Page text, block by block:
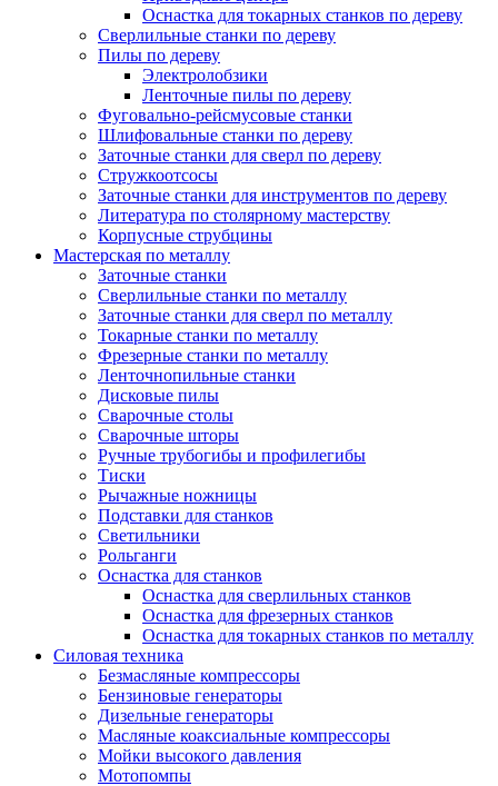
Оснастка для токарных станков по дереву
Сверлильные станки по дереву
Пилы по дереву
Электролобзики
Ленточные пилы по дереву
Фуговально-рейсмусовые станки
Шлифовальные станки по дереву
Заточные станки для сверл по дереву
Стружкоотсосы
Заточные станки для инструментов по дереву
Литература по столярному мастерству
Корпусные струбцины
Мастерская по металлу
Заточные станки
Сверлильные станки по металлу
Заточные станки для сверл по металлу
Токарные станки по металлу
Фрезерные станки по металлу
Ленточнопильные станки
Дисковые пилы
Сварочные столы
Сварочные шторы
Ручные трубогибы и профилегибы
Тиски
Рычажные ножницы
Подставки для станков
Светильники
Рольганги
Оснастка для станков
Оснастка для сверлильных станков
Оснастка для фрезерных станков
Оснастка для токарных станков по металлу
Силовая техника
Безмасляные компрессоры
Бензиновые генераторы
Дизельные генераторы
Масляные коаксиальные компрессоры
Мойки высокого давления
Мотопомпы